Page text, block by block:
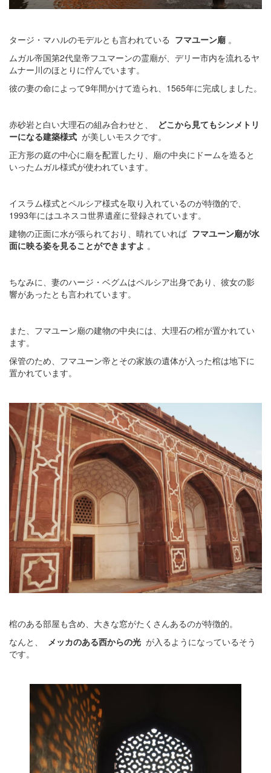
タージ・マハルのモデルとも言われている フマユーン廟 。
ムガル帝国第2代皇帝フユマーンの霊廟が、デリー市内を流れるヤ
ムナー川のほとりに佇んでいます。
彼の妻の命によって9年間かけて造られ、1565年に完成しました。
赤砂岩と白い大理石の組み合わせと、 どこから見てもシンメトリ
ーになる建築様式 が美しいモスクです。
正方形の庭の中心に廟を配置したり、廟の中央にドームを造ると
いったムガル様式が使われています。
イスラム様式とペルシア様式を取り入れているのが特徴的で、
1993年にはユネスコ世界遺産に登録されています。
建物の正面に水が張られており、晴れていれば フマユーン廟が水
面に映る姿を見ることができますよ 。
ちなみに、妻のハージ・ベグムはペルシア出身であり、彼女の影
響があったとも言われています。
また、フマユーン廟の建物の中央には、大理石の棺が置かれてい
ます。
保管のため、フマユーン帝とその家族の遺体が入った棺は地下に
置かれています。
棺のある部屋も含め、大きな窓がたくさんあるのが特徴的。
なんと、
メッカのある西からの光 が入るようになっているそう
です。